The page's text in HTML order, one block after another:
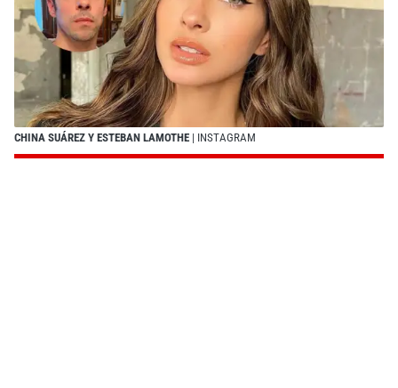
CHINA SUÁREZ Y ESTEBAN LAMOTHE | INSTAGRAM